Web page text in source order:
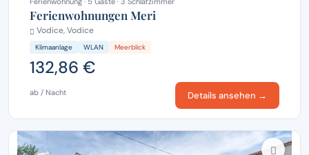
Ferienwohnungen Meri
Vodice, Vodice
Klimaanlage WLAN Meerblick
132,86 €
ab / Nacht Details ansehen →